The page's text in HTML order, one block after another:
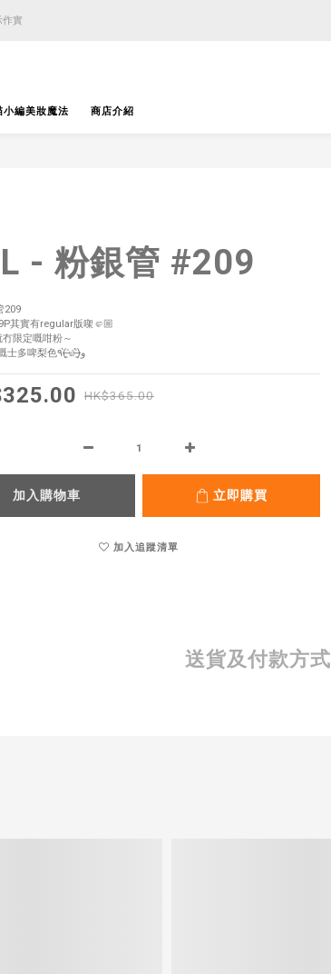
用程式「SFHK APP」推送。
實
小編美妝魔法 商店介紹
- 粉銀管 #209
209
其實有regular版㗎🤛🏼
限定嘅咁粉～
係偏日常嘅士多啤梨色٩(˃̶͈̀௰˂̶͈́)و
HK$365.00
加入購物車 立即購買
加入追蹤清單
送貨及付款方式